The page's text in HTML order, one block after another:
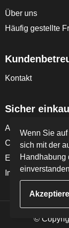
Über uns
Häufig gestellte
Kontakt
Sicher
Allgemeine
Cookie-Richtlinie
Erklärung zum
Impressum
©
Wenn Sie
sich mit der
Handhabung